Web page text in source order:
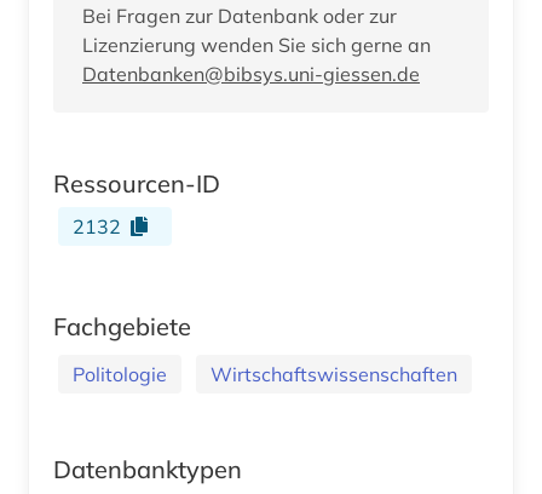
Bei Fragen zur Datenbank oder zur
Lizenzierung wenden Sie sich gerne an
Datenbanken@bibsys.uni-giessen.de
Ressourcen-ID
2132
Fachgebiete
Politologie Wirtschaftswissenschaften
Datenbanktypen